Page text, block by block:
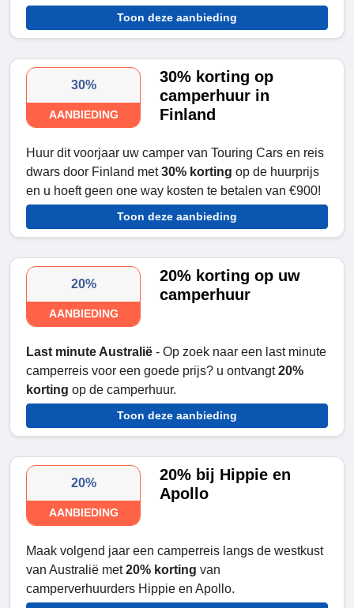
Toon deze aanbieding
30%
AANBIEDING
30% korting op
camperhuur in
Finland
Huur dit voorjaar uw camper van Touring Cars en reis
dwars door Finland met30% korting op de huurprijs
en u hoeft geen one way kosten te betalen van €900!
Toon deze aanbieding
20%
AANBIEDING
20% korting op uw
camperhuur
Last minute Australië - Op zoek naar een last minute
camperreis voor een goede prijs? u ontvangt20%
korting op de camperhuur.
Toon deze aanbieding
20%
AANBIEDING
20% bij Hippie en
Apollo
Maak volgend jaar een camperreis langs de westkust
van Australië met20% korting van
camperverhuurders Hippie en Apollo.